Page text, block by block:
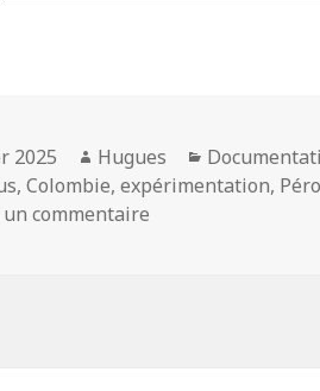
2025 Auteur
Hugues Catégories
,Colombie,expérimentation,
commentaire